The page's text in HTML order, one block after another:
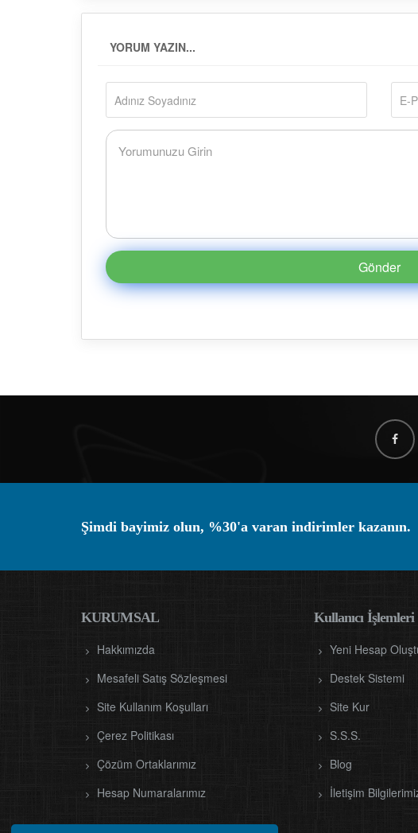
YORUM YAZIN...
Gönder
Şimdi bayimiz olun, %30'a varan indirimler kazanın.
KURUMSAL
Hakkımızda
Mesafeli Satış Sözleşmesi
Site Kullanım Koşulları
Çerez Politikası
Çözüm Ortaklarımız
Hesap Numaralarımız
Kullanıcı İşlemleri
Yeni Hesap
Destek Sistemi
Site Kur
S.S.S.
Blog
İletişim